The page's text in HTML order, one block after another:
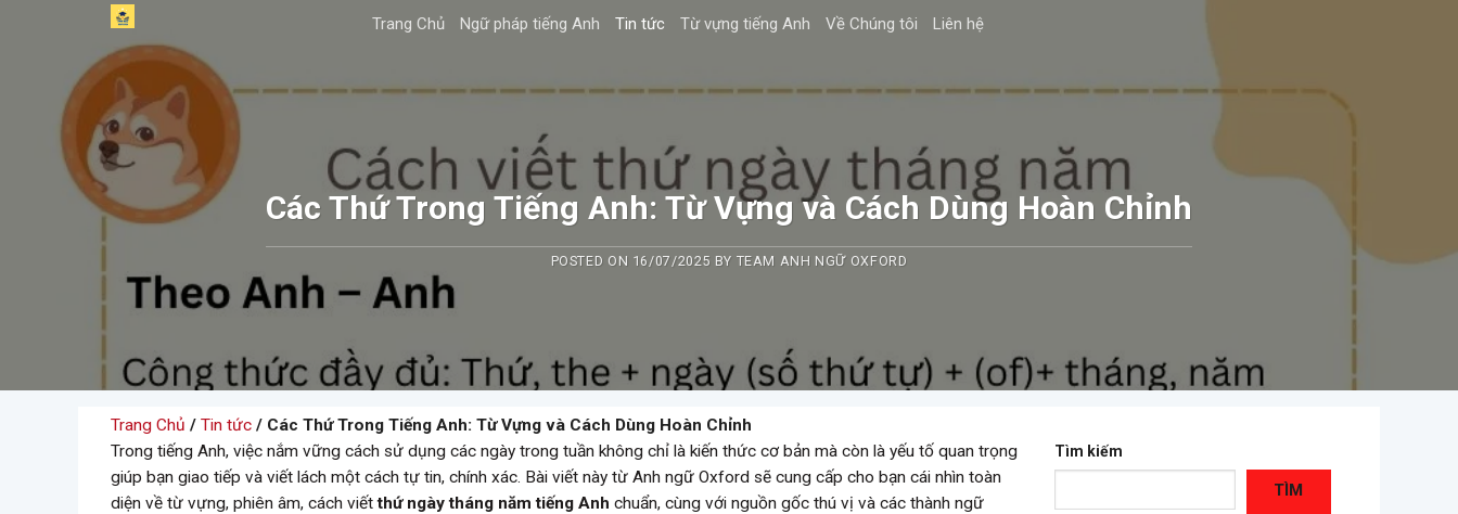
Trang Chủ Ngữ pháp tiếng Anh Tin tức Từ vựng tiếng Anh Về Chúng tôi Liên hệ
Các Thứ Trong Tiếng Anh: Từ Vựng và Cách Dùng Hoàn Chỉnh
POSTED ON 16/07/2025 BY TEAM ANH NGỮ OXFORD
Trang Chủ / Tin tức / Các Thứ Trong Tiếng Anh: Từ Vựng và Cách Dùng Hoàn Chỉnh
Trong tiếng Anh, việc nắm vững cách sử dụng các ngày trong tuần không chỉ là kiến thức cơ bản mà còn là yếu tố quan trọng
giúp bạn giao tiếp và viết lách một cách tự tin, chính xác. Bài viết này từ Anh ngữ Oxford sẽ cung cấp cho bạn cái nhìn toàn
diện về từ vựng, phiên âm, cách viếtthứ ngày tháng năm tiếng Anh chuẩn, cùng với nguồn gốc thú vị và các thành ngữ
Tìm kiếm
TÌM